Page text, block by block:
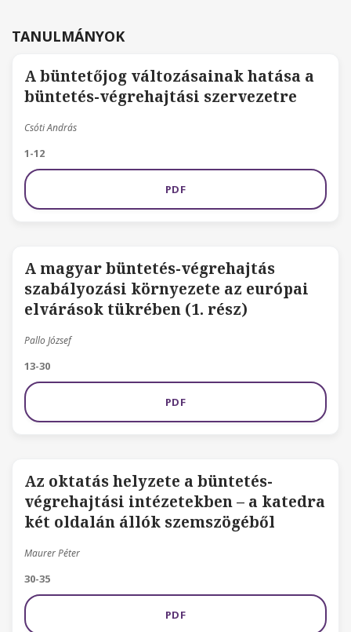
TANULMÁNYOK
A büntetőjog változásainak hatása a
büntetés-végrehajtási szervezetre
Csóti András
1-12
PDF
A magyar büntetés-végrehajtás
szabályozási környezete az európai
elvárások tükrében (1. rész)
Pallo József
13-30
PDF
Az oktatás helyzete a büntetés-
végrehajtási intézetekben – a katedra
két oldalán állók szemszögéből
Maurer Péter
30-35
PDF